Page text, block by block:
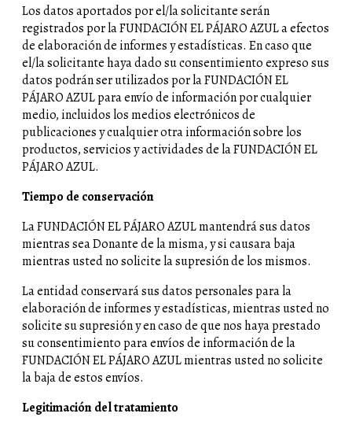
Los datos aportados por el/la solicitante serán
registrados por la FUNDACIÓN EL PÁJARO AZUL a efectos
de elaboración de informes y estadísticas. En caso que
el/la solicitante haya dado su consentimiento expreso sus
datos podrán ser utilizados por la FUNDACIÓN EL
PÁJARO AZUL para envío de información por cualquier
medio, incluidos los medios electrónicos de
publicaciones y cualquier otra información sobre los
productos, servicios y actividades de la FUNDACIÓN EL
PÁJARO AZUL.
Tiempo de conservación
La FUNDACIÓN EL PÁJARO AZUL mantendrá sus datos
mientras sea Donante de la misma, y si causara baja
mientras usted no solicite la supresión de los mismos.
La entidad conservará sus datos personales para la
elaboración de informes y estadísticas, mientras usted no
solicite su supresión y en caso de que nos haya prestado
su consentimiento para envíos de información de la
FUNDACIÓN EL PÁJARO AZUL mientras usted no solicite
la baja de estos envíos.
Legitimación del tratamiento